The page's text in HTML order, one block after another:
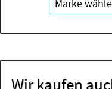
Wir kaufen